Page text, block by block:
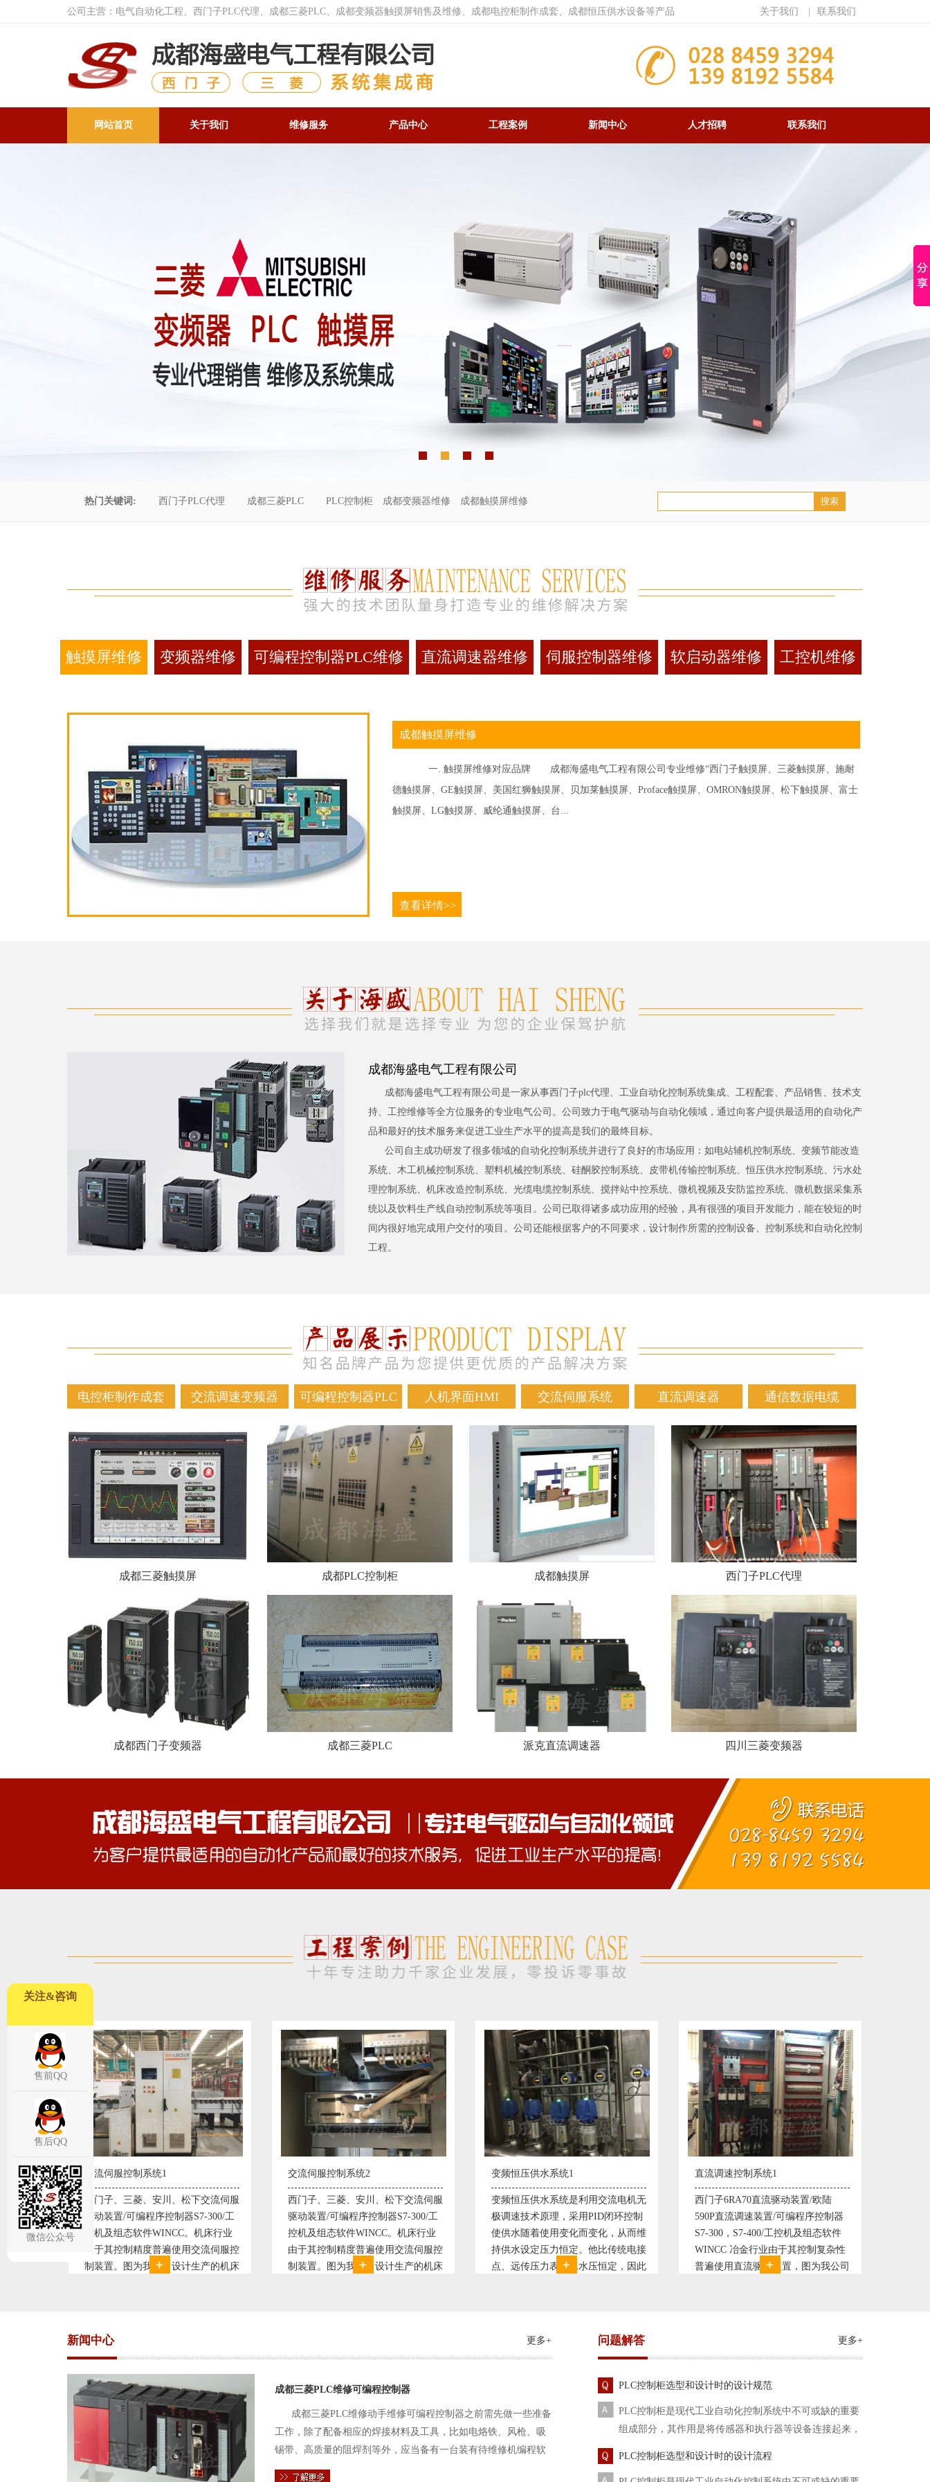
公司主营：电气自动化工程、西门子PLC代理、成都三菱PLC、成都变频器触摸屏销售及维修、成都电控柜制作成套、成都恒压供水设备等产品 关于我们 联系我们
网站首页 关于我们 维修服务 产品中心 工程案例 新闻中心 人才招聘 联系我们
热门关键词: 西门子PLC代理 成都三菱PLC PLC控制柜 成都变频器维修 成都触摸屏维修
触摸屏维修 变频器维修 可编程控制器PLC维修 直流调速器维修 伺服控制器维修 软启动器维修 工控机维修
成都触摸屏维修
一. 触摸屏维修对应品牌 成都海盛电气工程有限公司专业维修“西门子触摸屏、三菱触摸屏、施耐
德触摸屏、GE触摸屏、美国红狮触摸屏、贝加莱触摸屏、Proface触摸屏、OMRON触摸屏、松下触摸屏、富士
触摸屏、LG触摸屏、威纶通触摸屏、台...
查看详情>>
成都海盛电气工程有限公司
成都海盛电气工程有限公司是一家从事西门子plc代理、工业自动化控制系统集成、工程配套、产品销售、技术支
持、工控维修等全方位服务的专业电气公司。公司致力于电气驱动与自动化领域，通过向客户提供最适用的自动化产
品和最好的技术服务来促进工业生产水平的提高是我们的最终目标。
公司自主成功研发了很多领域的自动化控制系统并进行了良好的市场应用：如电站辅机控制系统、变频节能改造
系统、木工机械控制系统、塑料机械控制系统、硅酮胶控制系统、皮带机传输控制系统、恒压供水控制系统、污水处
理控制系统、机床改造控制系统、光缆电缆控制系统、搅拌站中控系统、微机视频及安防监控系统、微机数据采集系
统以及饮料生产线自动控制系统等项目。公司已取得诸多成功应用的经验，具有很强的项目开发能力，能在较短的时
间内很好地完成用户交付的项目。公司还能根据客户的不同要求，设计制作所需的控制设备、控制系统和自动化控制
工程。
电控柜制作成套 交流调速变频器 可编程控制器PLC 人机界面HMI 交流伺服系统 直流调速器 通信数据电缆
成都三菱触摸屏 成都PLC控制柜 成都触摸屏 西门子PLC代理
成都西门子变频器 成都三菱PLC 派克直流调速器 四川三菱变频器
流伺服
300/工
行业
交流伺服控制系统2
西门子、三菱、安川、松下交流伺服
驱动装置/可编程序控制器S7-300/工
控机及组态软件WINCC。机床行业
由于其控制精度普遍使用交流伺服控
制装置。图为我公司设计生产的机床
变频恒压供水系统1
变频恒压供水系统是利用交流电机无
极调速技术原理，采用PID闭环控制
使供水随着使用变化而变化，从而维
持供水设定压力恒定。他比传统电接
点、远传压力表供水水压恒定，因此
直流调速控制系统1
西门子6RA70直流驱动装置/欧陆
590P直流调速装置/可编程序控制器
S7-300，S7-400/工控机及组态软件
WINCC 冶金行业由于其控制复杂性
普遍使用直流驱动装置，图为我公司
塑料机械控制系统1
典型的塑料生产线电控系统配置：
丹佛斯变频器VLT5000， RKC温控
仪表， 西门子可编程序控制器S7-
200， 工控组态软件WINCC或
Protool或组态王。 使用在生产塑料
新闻中心 更多+
成都三菱PLC维修可编程控制器
成都三菱PLC维修动手维修可编程控制器之前需先做一些准备
工作，除了配备相应的焊接材料及工具，比如电烙铁、风枪、吸
锡带、高质量的阻焊剂等外，应当备有一台装有待维修机编程软
件的电路及通信电缆。这一是由于待修机常常是从工作系统中拆
问题解答 更多+
PLC控制柜选型和设计时的设计规范
PLC控制柜是现代工业自动化控制系统中不可或缺的重要
组成部分，其作用是将传感器和执行器等设备连接起来，
PLC控制柜选型和设计时的设计流程
关注&咨询
售前QQ
售后QQ
微信公众号